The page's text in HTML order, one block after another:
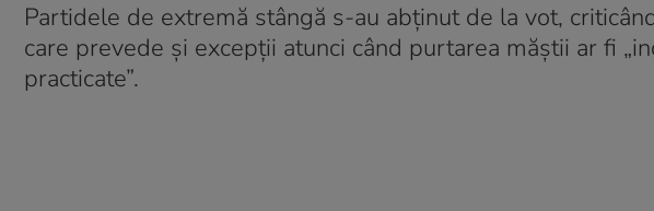
Partidele de extremă stângă s-au abţinut de la vot,
care prevede şi excepţii atunci când purtarea măştii ar fi
practicate”.